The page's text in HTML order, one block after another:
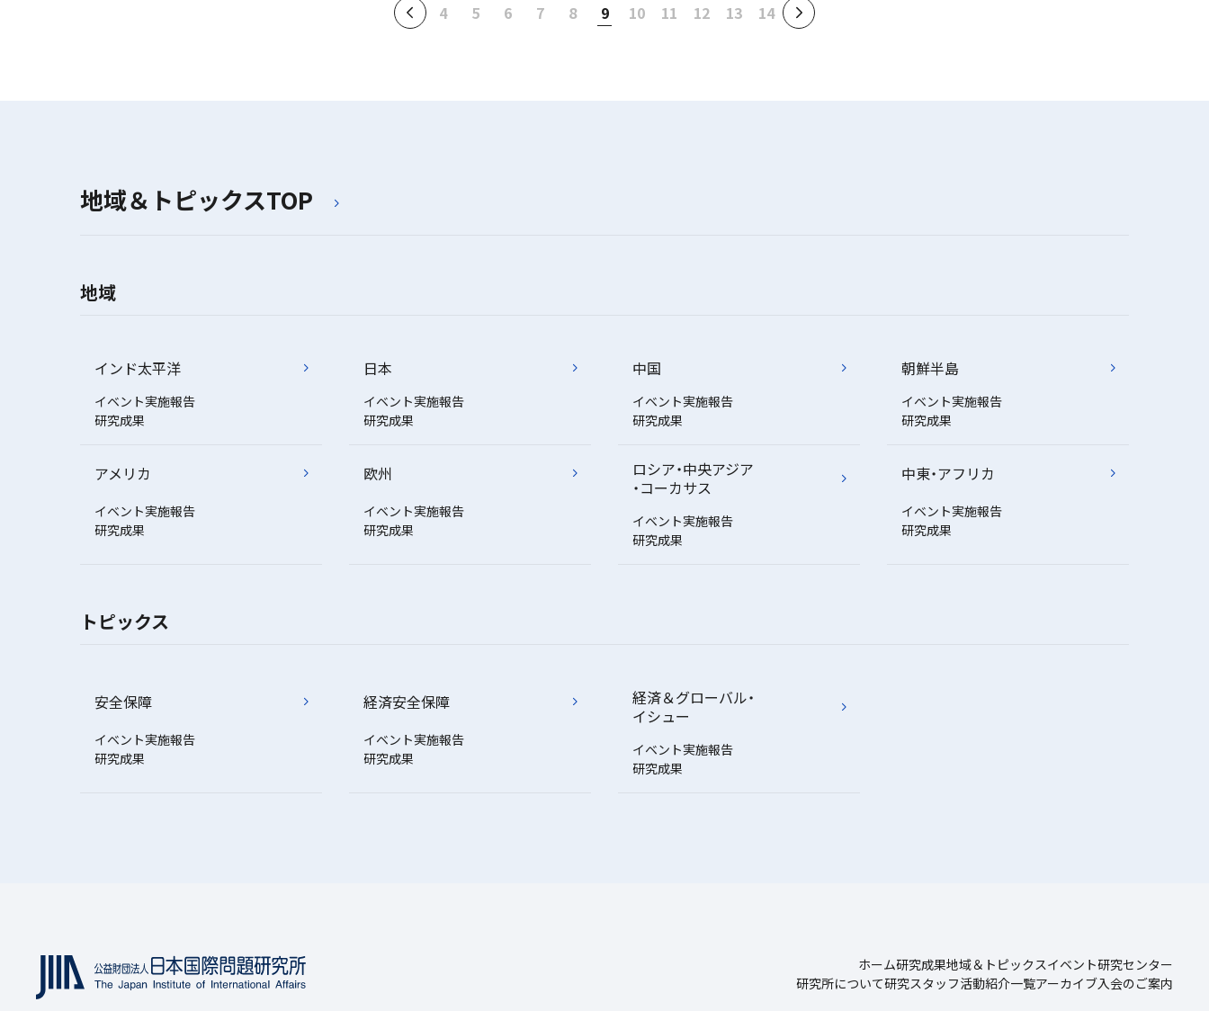
4 5 6 7 8 9 10 11 12 13 14
地域＆トピックスTOP
地域
インド太平洋
イベント実施報告
研究成果
日本
イベント実施報告
研究成果
中国
イベント実施報告
研究成果
朝鮮半島
イベント実施報告
研究成果
アメリカ
イベント実施報告
研究成果
欧州
イベント実施報告
研究成果
ロシア・中央アジア
・コーカサス
イベント実施報告
研究成果
中東・アフリカ
イベント実施報告
研究成果
トピックス
安全保障
イベント実施報告
研究成果
経済安全保障
イベント実施報告
研究成果
経済＆グローバル・
イシュー
イベント実施報告
研究成果
ホーム研究成果地域＆トピックスイベント研究センター
研究所について研究スタッフ活動紹介一覧アーカイブ入会のご案内